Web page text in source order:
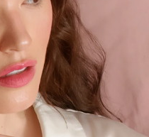
Mis dispositivos
Mis pedidos
Mis direcciones
Mis suscripciones
Español
Português
Русский
繁體中文